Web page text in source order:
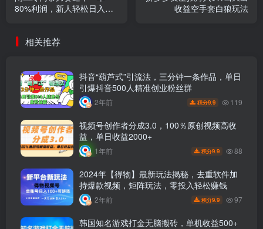
80%利润，新人轻松日入
收益空手套白狼玩法
相关推荐
抖音“葫芦式”引流法，三分钟一条作品，单日
引爆抖音500人精准创业粉丝群
2年前 积分9.9 119
视频号创作者分成3.0，100％原创视频高收
益，单日收益2000+
1年前 积分9.9 88
2024年【得物】最新玩法揭秘，去重软件加
持爆款视频，矩阵玩法，零投入轻松赚钱
2年前 积分9.9 97
韩国知名游戏打金无脑搬砖，单机收益500+